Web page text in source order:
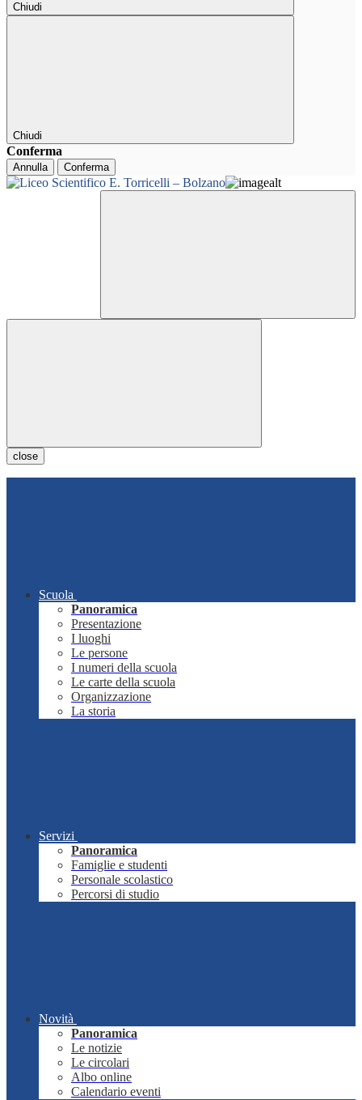
Chiudi
Chiudi
Conferma
Annulla Conferma
close
Scuola
Panoramica
Presentazione
I luoghi
Le persone
I numeri della scuola
Le carte della scuola
Organizzazione
La storia
Servizi
Panoramica
Famiglie e studenti
Personale scolastico
Percorsi di studio
Novità
Panoramica
Le notizie
Le circolari
Albo online
Calendario eventi